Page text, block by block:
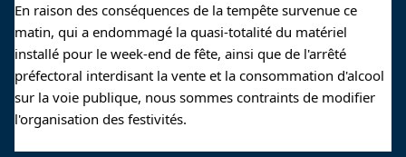
En raison des conséquences de la tempête survenue ce
matin, qui a endommagé la quasi-totalité du matériel
installé pour le week-end de fête, ainsi que de l'arrêté
préfectoral interdisant la vente et la consommation d'alcool
sur la voie publique, nous sommes contraints de modifier
l'organisation des festivités.